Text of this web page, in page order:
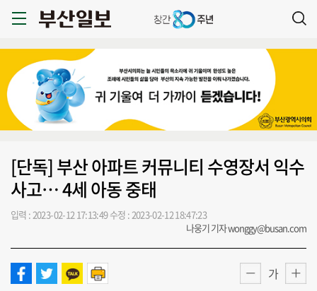
[단독] 부산 아파트 커뮤니티 수영장서 익수
사고… 4세 아동 중태
입력 : 2023-02-12 17:13:49수정 : 2023-02-12 18:47:23
나웅기 기자 wonggy@busan.com
가